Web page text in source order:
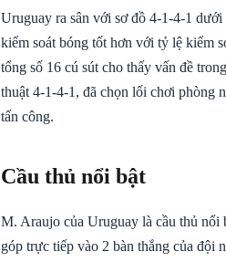
Uruguay ra sân với sơ đồ 4-1-4-1
kiểm soát bóng tốt hơn với tỷ lệ kiểm
tổng số 16 cú sút cho thấy vấn đề
thuật 4-1-4-1, đã chọn lối chơi phòng
tấn công.
Cầu thủ nổi bật
M. Araujo của Uruguay là cầu thủ nổi
góp trực tiếp vào 2 bàn thắng của đội